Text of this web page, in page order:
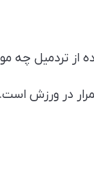
از تردمیل چه
در ورزش